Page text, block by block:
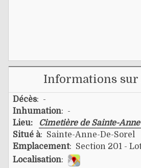
Informations sur
Décès: -
Inhumation: -
Lieu:
Cimetière de Sainte-
Situé à: Sainte-Anne-De-Sorel
Emplacement: Section 201 -
Localisation: